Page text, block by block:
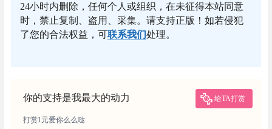
24小时内删除，任何个人或组织，在未征得本站同意
时，禁止复制、盗用、采集。请支持正版！如若侵犯
了您的合法权益，可联系我们处理。
你的支持是我最大的动力 给TA打赏
打赏1元爱你么么哒